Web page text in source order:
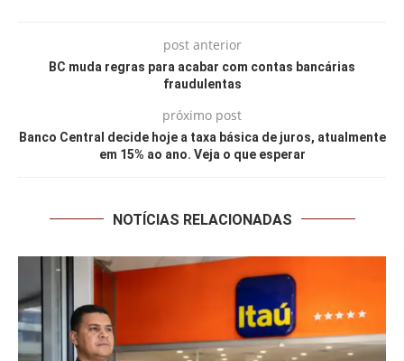
post anterior
BC muda regras para acabar com contas bancárias
fraudulentas
próximo post
Banco Central decide hoje a taxa básica de juros, atualmente
em 15% ao ano. Veja o que esperar
NOTÍCIAS RELACIONADAS